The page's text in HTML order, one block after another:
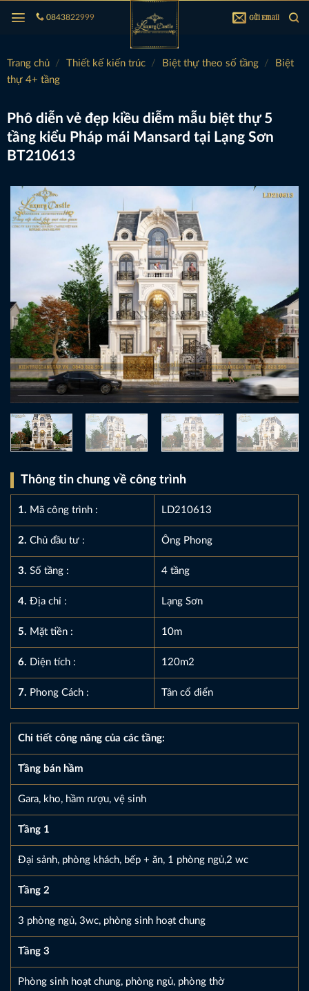
qua
dung
0843822999 Gửi Email
Trang chủ / Thiết kế kiến trúc / Biệt thự theo số tầng /
Biệt
thự 4+ tầng
Phô diễn vẻ đẹp kiều diễm mẫu biệt thự 5
tầng kiểu Pháp mái Mansard tại Lạng Sơn
BT210613
Thông tin chung về công trình
1. Mã công trình : LD210613
2. Chủ đầu tư : Ông Phong
3. Số tầng : 4 tầng
4. Địa chỉ : Lạng Sơn
5. Mặt tiền : 10m
6. Diện tích : 120m2
7. Phong Cách : Tân cổ điển
Chi tiết công năng của các tầng:
Tầng bán hầm
Gara, kho, hầm rượu, vệ sinh
Tầng 1
Đại sảnh, phòng khách, bếp + ăn, 1 phòng ngủ,2 wc
Tầng 2
3 phòng ngủ, 3wc, phòng sinh hoạt chung
Tầng 3
Phòng sinh hoạt chung, phòng ngủ, phòng thờ